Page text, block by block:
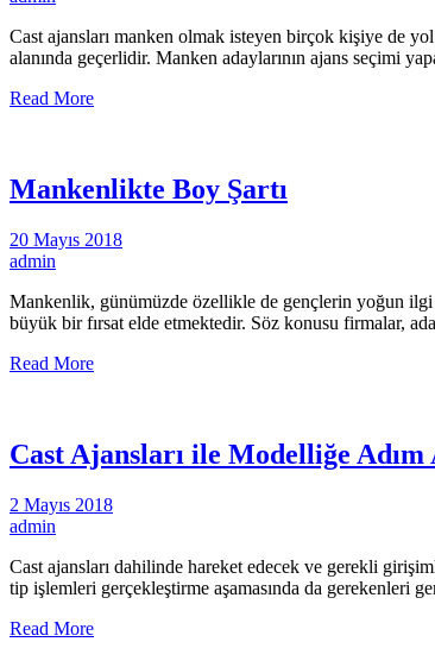
Cast ajansları manken olmak isteyen birçok kişiye de
alanında geçerlidir. Manken adaylarının ajans seçimi
Read More
Mankenlikte Boy Şartı
20 Mayıs 2018
admin
Mankenlik, günümüzde özellikle de gençlerin yoğun ilgi
büyük bir fırsat elde etmektedir. Söz konusu firmalar,
Read More
Cast Ajansları ile Modelliğe
2 Mayıs 2018
admin
Cast ajansları dahilinde hareket edecek ve gerekli
tip işlemleri gerçekleştirme aşamasında da gerekenleri
Read More